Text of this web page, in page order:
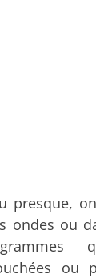
presque,
ondes ou
ou